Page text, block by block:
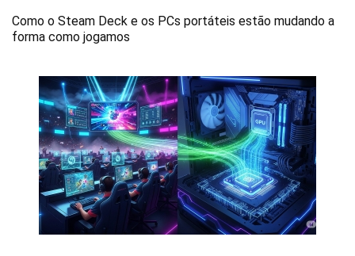
Como o Steam Deck e os PCs portáteis estão mudando a
forma como jogamos